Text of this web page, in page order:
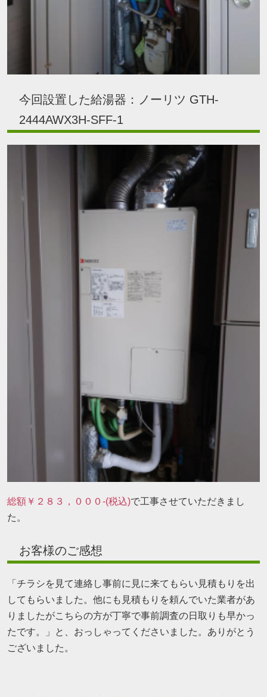
今回設置した給湯器：ノーリツ GTH-
2444AWX3H-SFF-1
総額￥２８３，０００-(税込)で工事させていただきまし
た。
お客様のご感想
「チラシを見て連絡し事前に見に来てもらい見積もりを出
してもらいました。他にも見積もりを頼んでいた業者があ
りましたがこちらの方が丁寧で事前調査の日取りも早かっ
たです。」と、おっしゃってくださいました。ありがとう
ございました。